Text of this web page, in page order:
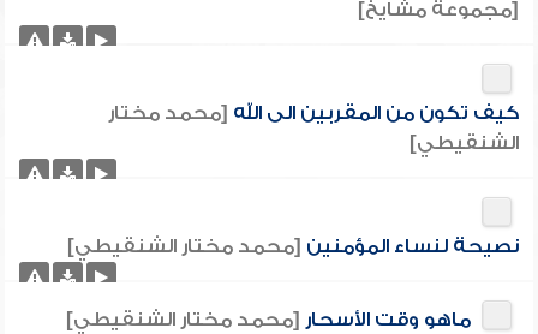
[مجموعة مشايخ]
كيف تكون من المقربين الى الله [محمد مختار
الشنقيطي]
نصيحة لنساء المؤمنين [محمد مختار الشنقيطي]
ماهو وقت الأسحار [محمد مختار الشنقيطي]